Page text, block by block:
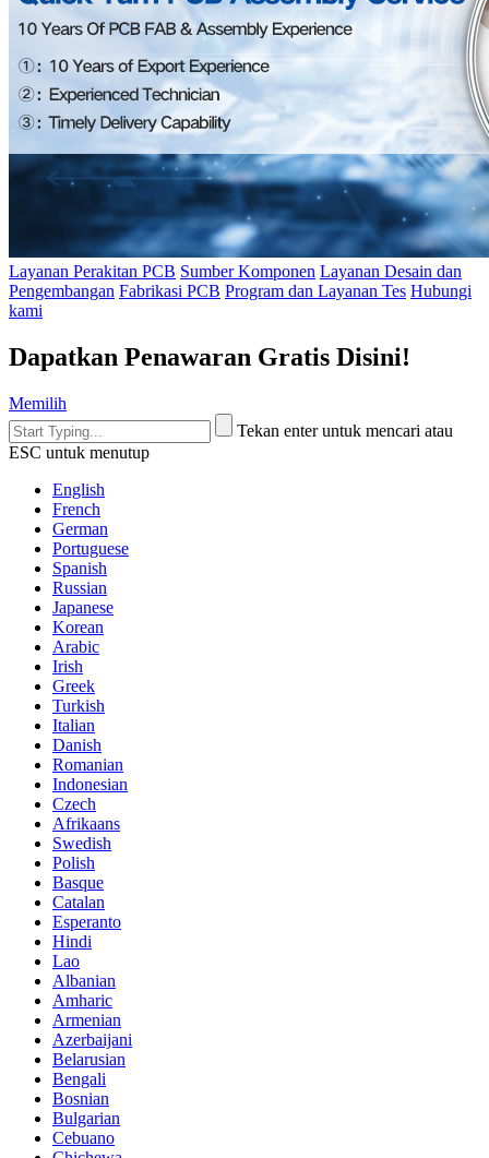
Layanan Perakitan PCB Sumber Komponen Layanan Desain dan
Pengembangan Fabrikasi PCB Program dan Layanan Tes Hubungi
kami
Dapatkan Penawaran Gratis Disini!
Memilih
Tekan enter untuk mencari atau
ESC untuk menutup
English
French
German
Portuguese
Spanish
Russian
Japanese
Korean
Arabic
Irish
Greek
Turkish
Italian
Danish
Romanian
Indonesian
Czech
Afrikaans
Swedish
Polish
Basque
Catalan
Esperanto
Hindi
Lao
Albanian
Amharic
Armenian
Azerbaijani
Belarusian
Bengali
Bosnian
Bulgarian
Cebuano